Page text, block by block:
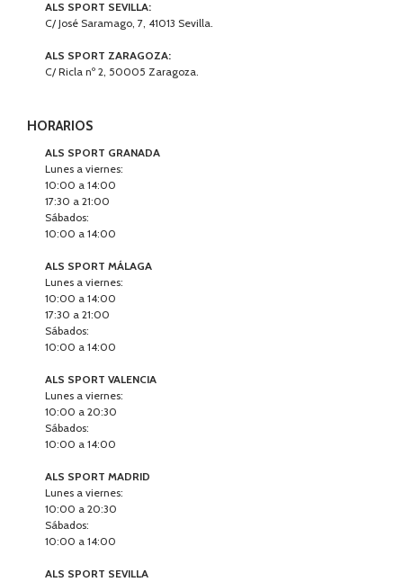
ALS SPORT SEVILLA:
C/ José Saramago, 7, 41013 Sevilla.
ALS SPORT ZARAGOZA:
C/ Ricla nº 2, 50005 Zaragoza.
HORARIOS
ALS SPORT GRANADA
Lunes a viernes:
10:00 a 14:00
17:30 a 21:00
Sábados:
10:00 a 14:00
ALS SPORT MÁLAGA
Lunes a viernes:
10:00 a 14:00
17:30 a 21:00
Sábados:
10:00 a 14:00
ALS SPORT VALENCIA
Lunes a viernes:
10:00 a 20:30
Sábados:
10:00 a 14:00
ALS SPORT MADRID
Lunes a viernes:
10:00 a 20:30
Sábados:
10:00 a 14:00
ALS SPORT SEVILLA